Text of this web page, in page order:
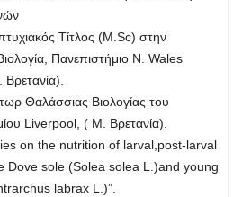
Τίτλος (M.Sc) στην
Πανεπιστήμιο N. Wales
Θαλάσσιας Βιολογίας του
Liverpool, ( Μ. Βρετανία).
on the nutrition of larval,post-larval
Dove sole (Solea solea L.)and young
labrax L.)”.